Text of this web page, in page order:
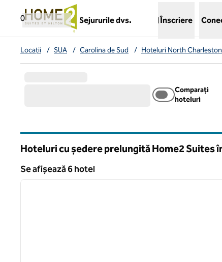
0
Sejururile dvs.
,
Înscriere
Locații / SUA / Carolina de Sud / Hoteluri North Charleston
Comparați
hoteluri
Hoteluri cu ședere prelungită Home2 Suites
Se afișează 6 hotel
Se afișează 6 hotel
1 din 12